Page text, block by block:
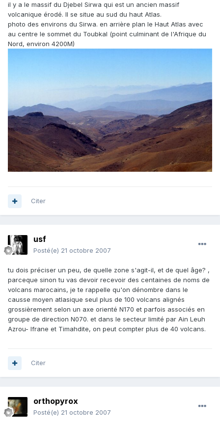
il y a le massif du Djebel Sirwa qui est un ancien massif
volcanique érodé. Il se situe au sud du haut Atlas.
photo des environs du Sirwa. en arrière plan le Haut Atlas avec
au centre le sommet du Toubkal (point culminant de l'Afrique du
Nord, environ 4200M)
Citer
usf
Posté(e) 21 octobre 2007
tu dois préciser un peu, de quelle zone s'agit-il, et de quel âge? ,
parceque sinon tu vas devoir recevoir des centaines de noms de
volcans marocains, je te rappelle qu'on dénombre dans le
causse moyen atlasique seul plus de 100 volcans alignés
grossièrement selon un axe orienté N170 et parfois associés en
groupe de direction N070. et dans le secteur limité par Ain Leuh
Azrou- Ifrane et Timahdite, on peut compter plus de 40 volcans.
Citer
orthopyrox
Posté(e) 21 octobre 2007